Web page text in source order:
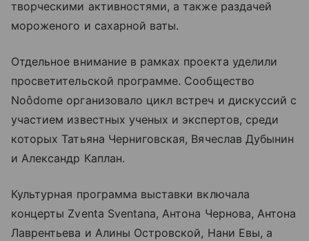
творческими активностями, а также раздачей
мороженого и сахарной ваты.
Отдельное внимание в рамках проекта уделили
просветительской программе. Сообщество
Noôdome организовало цикл встреч и дискуссий с
участием известных ученых и экспертов, среди
которых Татьяна Черниговская, Вячеслав Дубынин
и Александр Каплан.
Культурная программа выставки включала
концерты Zventa Sventana, Антона Чернова, Антона
Лаврентьева и Алины Островской, Нани Евы, а